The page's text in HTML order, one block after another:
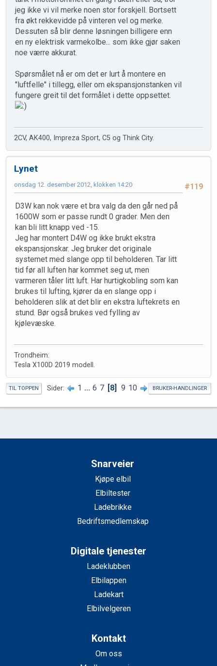
jeg ikke vi vil merke noen stor forskjell. Bortsett
fra økt rekkevidde på vinteren vel og merke.
Dessuten så blir denne løsningen billigere enn
en ny elektrisk varmekolbe... som ikke gjør saken
noe værre akkurat.
Spørsmålet nå er om det er lurt å montere en
"luftfelle" i tillegg, eller om ekspansjonstanken vil
fungere greit til det formålet i dette oppsettet.
2CV, AK400, Impreza Sport, C5 og Think City.
Lynet
#119
onsdag 12. desember 2012, klokken 14:20
D3W kan nok være et bra valg da den går ned på
1600W som er passe rundt 0 grader. Men den
kan bli litt knapp ved -15.
Jeg har montert D4W og ikke brukt ekstra
ekspansjonskar. Jeg bruker det originale
systemet med slange opp til beholderen. Tar litt
tid før all luften har kommet seg ut, men
varmeren tåler litt luft. Har hurtigkobling som kan
brukes til lufting, kjører da en slange opp i
beholderen slik at det blir en ekstra luftekrets en
stund. Bør også brukes ved fylling av
kjølevæske.
Trondheim:
Tesla X100D 2019 modell.
TIL TOPPEN Sider 1 ... 6 7 8 9 10 BRUKER-HANDLINGER
Snarveier
Kjøpe elbil
Elbiltester
Ladebrikke
Bedriftsmedlemskap
Digitale tjenester
Ladeklubben
Elbilappen
Ladekart
Elbilvelgeren
Kontakt
Om oss